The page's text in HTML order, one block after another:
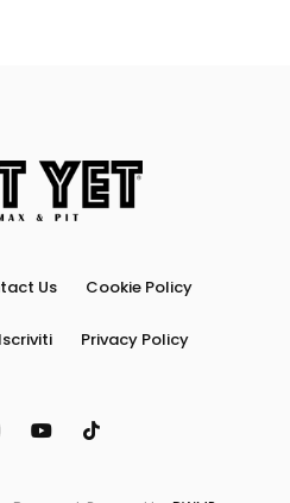
Us Cookie Policy
Iscriviti Privacy Policy